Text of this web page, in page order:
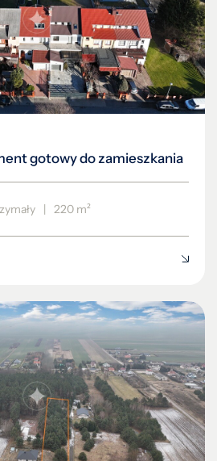
gotowy do zamieszkania
| 220 m²